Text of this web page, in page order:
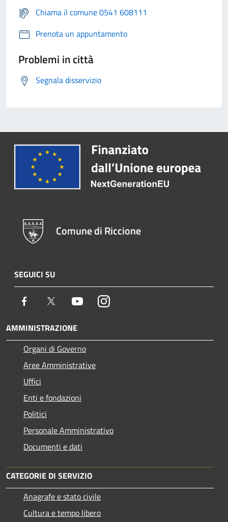
Chiama il comune 0541 608111
Prenota un appuntamento
Problemi in città
Segnala disservizio
Comune di Riccione
SEGUICI SU
Facebook Twitter YoutubeInstagram
AMMINISTRAZIONE
Organi di Governo
Aree Amministrative
Uffici
Enti e fondazioni
Politici
Personale Amministrativo
Documenti e dati
CATEGORIE DI SERVIZIO
Anagrafe e stato civile
Cultura e tempo libero